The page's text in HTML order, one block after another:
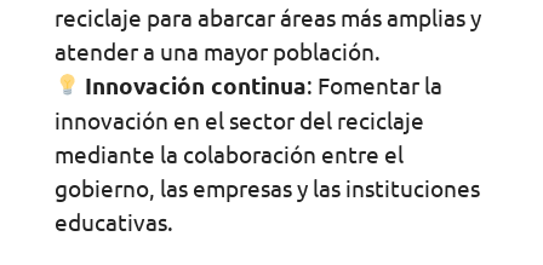
reciclaje para abarcar áreas más amplias y
atender a una mayor población.
Innovación continua: Fomentar la
innovación en el sector del reciclaje
mediante la colaboración entre el
gobierno, las empresas y las instituciones
educativas.